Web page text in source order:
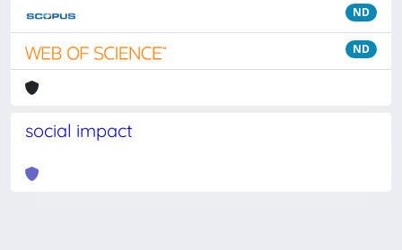
ND
ND
social impact